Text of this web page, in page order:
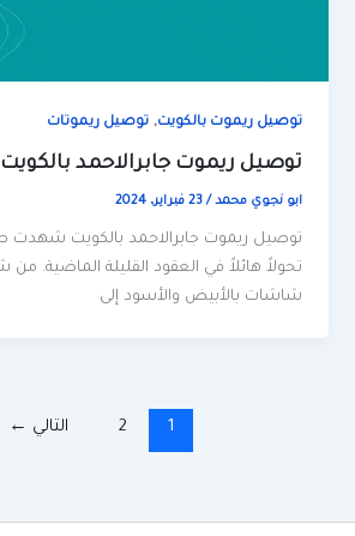
توصيل ريموت بالكويت,توصيل ريموتات
توصيل ريموت جابرالاحمد بالكويت
ابو نجوي محمد/23 فبراير، 2024
توصيل ريموت جابرالاحمد بالكويت شهدت
تحولاً هائلاً في العقود القليلة الماضية.
شاشات بالأبيض والأسود إلى
1
2 التالي ←